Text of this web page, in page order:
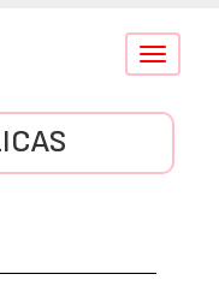
Conmutar